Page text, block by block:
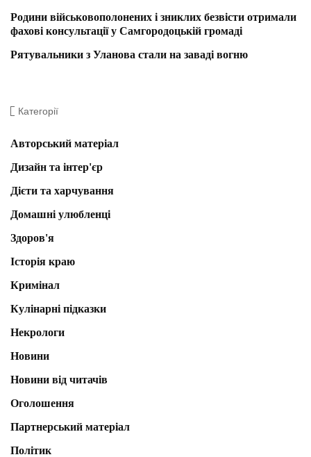
Родини військовополонених і зниклих безвісти отримали
фахові консультації у Самгородоцькій громаді
Рятувальники з Уланова стали на заваді вогню
Категорії
Авторський матеріал
Дизайн та інтер'єр
Дієти та харчування
Домашні улюбленці
Здоров'я
Історія краю
Кримінал
Кулінарні підказки
Некрологи
Новини
Новини від читачів
Оголошення
Партнерський матеріал
Політик